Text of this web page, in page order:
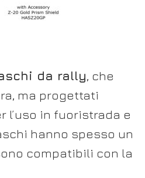
da rally, che
ma progettati
l’uso in fuoristrada e
hanno spesso un
compatibili con la